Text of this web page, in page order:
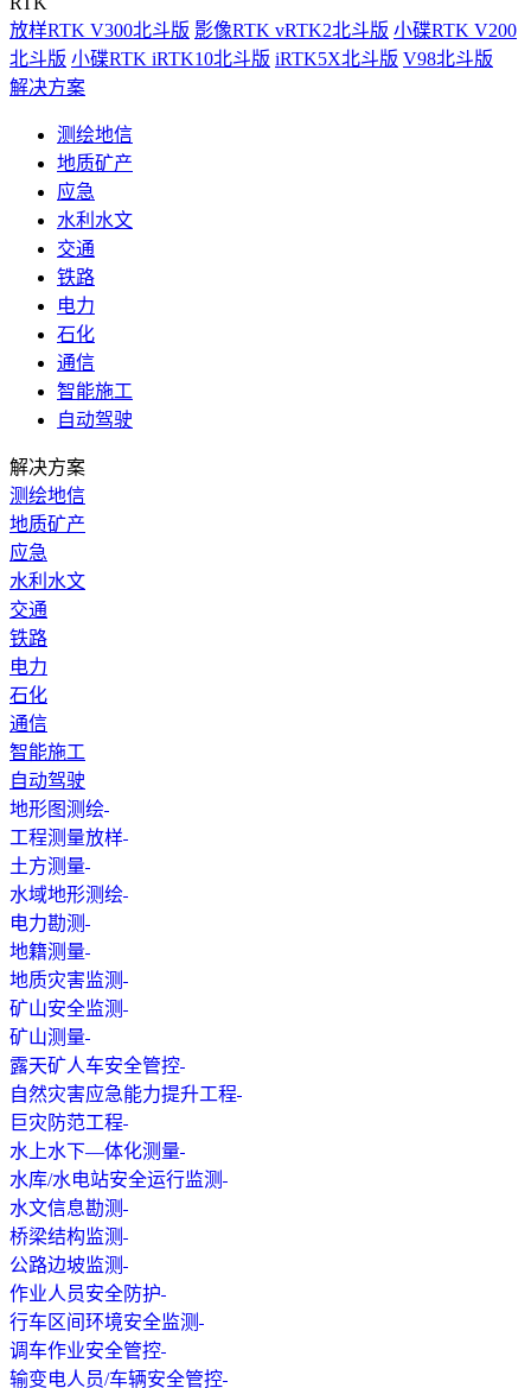
放样RTK V300北斗版 影像RTK vRTK2北斗版 小碟RTK V200
北斗版 小碟RTK iRTK10北斗版 iRTK5X北斗版 V98北斗版
解决方案
测绘地信
地质矿产
应急
水利水文
交通
铁路
电力
石化
通信
智能施工
自动驾驶
解决方案
测绘地信
地质矿产
应急
水利水文
交通
铁路
电力
石化
通信
智能施工
自动驾驶
地形图测绘
工程测量放样
土方测量
水域地形测绘
电力勘测
地籍测量
地质灾害监测
矿山安全监测
矿山测量
露天矿人车安全管控
自然灾害应急能力提升工程
巨灾防范工程
水上水下—体化测量
水库/水电站安全运行监测
水文信息勘测
桥梁结构监测
公路边坡监测
作业人员安全防护
行车区间环境安全监测
调车作业安全管控
输变电人员/车辆安全管控